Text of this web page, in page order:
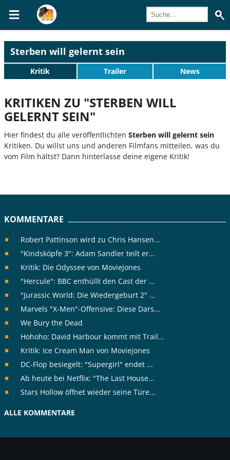
Sterben will gelernt sein
Kritik Trailer News
KRITIKEN ZU "STERBEN WILL
GELERNT SEIN"
Hier findest du alle veröffentlichten Sterben will gelernt sein
Kritiken. Du willst uns und anderen Filmfans mitteilen, was du
vom Film hältst? Dann hinterlasse deine eigene Kritik!
KOMMENTARE
Robert Pattinson wird zu Chris Hansen...
"Kindsköpfe 3": Adam Sandler teilt er...
Kritik: Die Odyssee von Moviejones
"Hercule": BBC enthüllt den Cast der ...
"Jurassic World: Die Wiedergeburt 2" ...
Marvels "X-Men"-Offensive: Diese Dars...
We Bury the Dead
Hohoho: David Harbour kommt mit Trail...
Kritik: Ice Cream Man von Moviejones
DC-Flop besiegelt: "Supergirl" endet ...
Ab heute bei Netflix: "The Last House...
Stars Hollow öffnet wieder seine Türe...
ALLE KOMMENTARE